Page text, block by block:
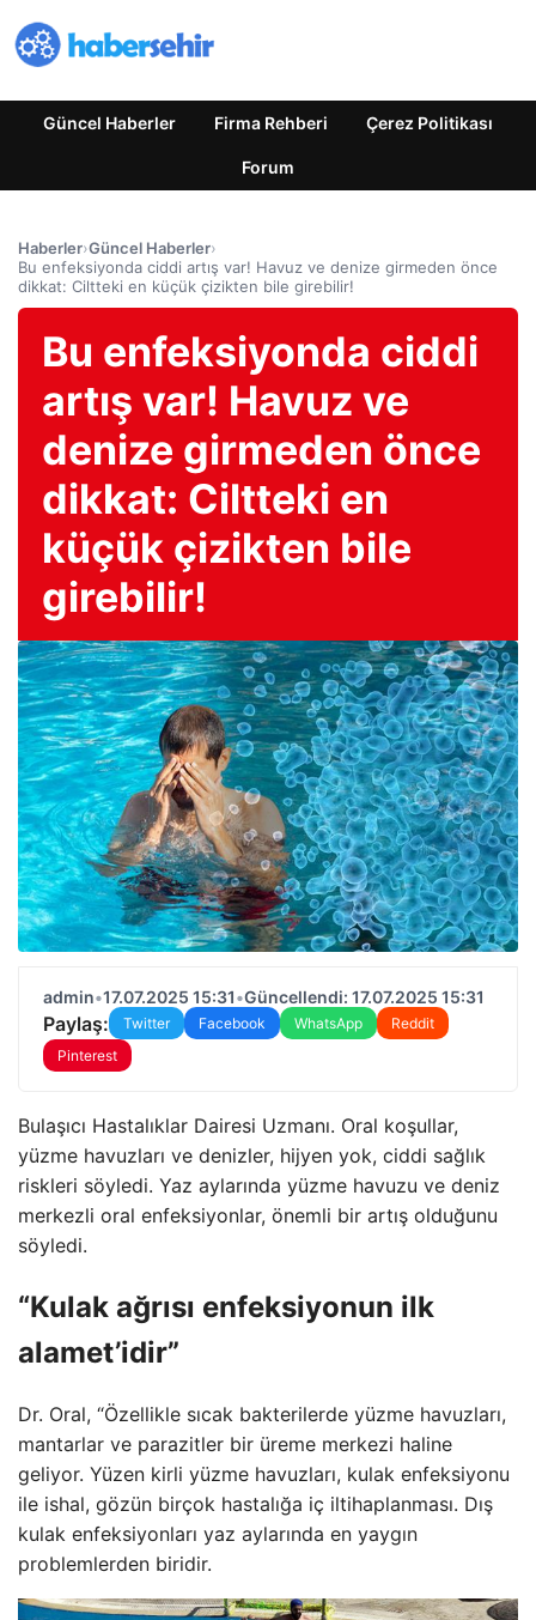
Güncel Haberler Firma Rehberi Çerez Politikası
Forum
Haberler›Güncel Haberler›
Bu enfeksiyonda ciddi artış var! Havuz ve denize girmeden önce
dikkat: Ciltteki en küçük çizikten bile girebilir!
Bu enfeksiyonda ciddi
artış var! Havuz ve
denize girmeden önce
dikkat: Ciltteki en
küçük çizikten bile
girebilir!
admin•17.07.2025 15:31•Güncellendi: 17.07.2025 15:31
Paylaş: Twitter Facebook WhatsApp
Reddit
Pinterest
Bulaşıcı Hastalıklar Dairesi Uzmanı. Oral koşullar,
yüzme havuzları ve denizler, hijyen yok, ciddi sağlık
riskleri söyledi. Yaz aylarında yüzme havuzu ve deniz
merkezli oral enfeksiyonlar, önemli bir artış olduğunu
söyledi.
“Kulak ağrısı enfeksiyonun ilk
alamet’idir”
Dr. Oral, “Özellikle sıcak bakterilerde yüzme havuzları,
mantarlar ve parazitler bir üreme merkezi haline
geliyor. Yüzen kirli yüzme havuzları, kulak enfeksiyonu
ile ishal, gözün birçok hastalığa iç iltihaplanması. Dış
kulak enfeksiyonları yaz aylarında en yaygın
problemlerden biridir.